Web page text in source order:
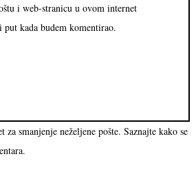
i web-stranicu u ovom internet
put kada budem komentirao.
smanjenje neželjene pošte. Saznajte kako se